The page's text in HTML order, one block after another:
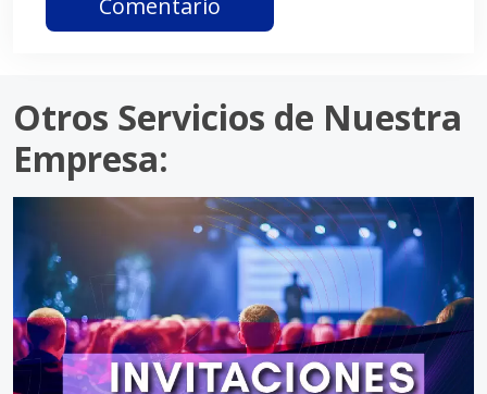
Comentario
Otros Servicios de Nuestra
Empresa: